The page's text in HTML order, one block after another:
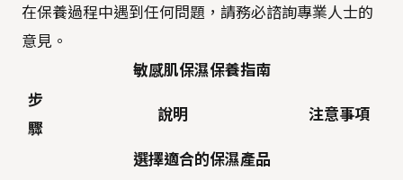
在保養過程中遇到任何問題，請務必諮詢專業人士的
意見。
敏感肌保濕保養指南
步
驟
說明 注意事項
選擇適合的保濕產品